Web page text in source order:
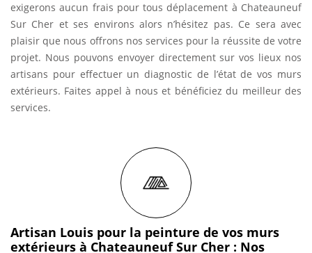
exigerons aucun frais pour tous déplacement à Chateauneuf
Sur Cher et ses environs alors n’hésitez pas. Ce sera avec
plaisir que nous offrons nos services pour la réussite de votre
projet. Nous pouvons envoyer directement sur vos lieux nos
artisans pour effectuer un diagnostic de l’état de vos murs
extérieurs. Faites appel à nous et bénéficiez du meilleur des
services.
Artisan Louis pour la peinture de vos murs
extérieurs à Chateauneuf Sur Cher : Nos